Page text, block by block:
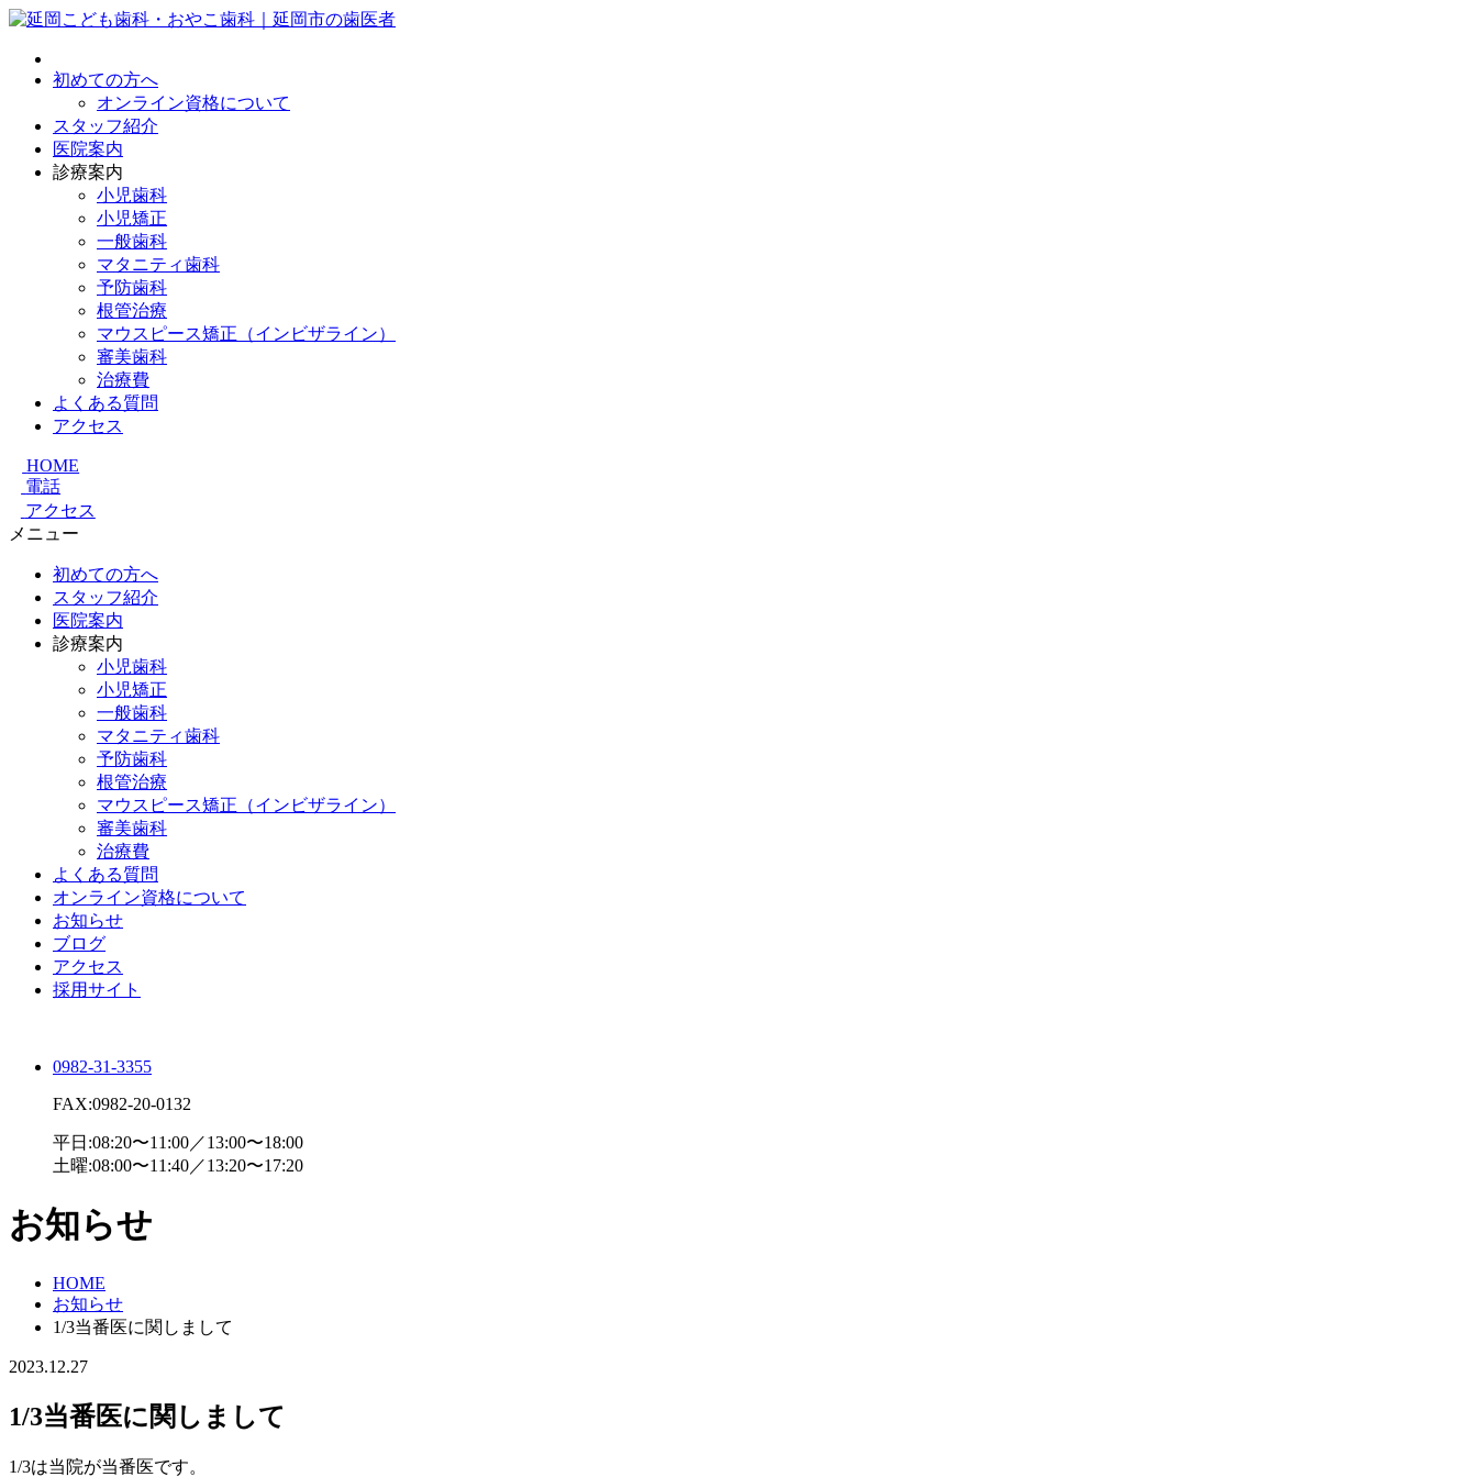
初めての方へ
オンライン資格について
スタッフ紹介
医院案内
診療案内
小児歯科
小児矯正
一般歯科
マタニティ歯科
予防歯科
根管治療
マウスピース矯正（インビザライン）
審美歯科
治療費
よくある質問
アクセス
HOME
電話
アクセス
メニュー
初めての方へ
スタッフ紹介
医院案内
診療案内
小児歯科
小児矯正
一般歯科
マタニティ歯科
予防歯科
根管治療
マウスピース矯正（インビザライン）
審美歯科
治療費
よくある質問
オンライン資格について
お知らせ
ブログ
アクセス
採用サイト
0982-31-3355
FAX:0982-20-0132
平日:08:20〜11:00／13:00〜18:00
土曜:08:00〜11:40／13:20〜17:20
お知らせ
HOME
お知らせ
1/3当番医に関しまして
2023.12.27
1/3当番医に関しまして
1/3は当院が当番医です。